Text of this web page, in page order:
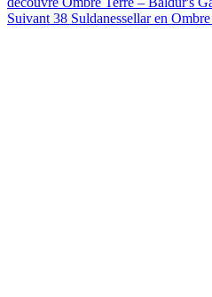
Article
Suivant 38 Suldanessellar en